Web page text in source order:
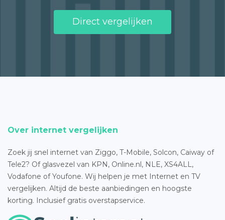
Direct vergelijken
Over internet vergelijken
Zoek jij snel internet van Ziggo, T-Mobile, Solcon, Caiway of
Tele2? Of glasvezel van KPN, Online.nl, NLE, XS4ALL,
Vodafone of Youfone. Wij helpen je met Internet en TV
vergelijken. Altijd de beste aanbiedingen en hoogste
korting. Inclusief gratis overstapservice.